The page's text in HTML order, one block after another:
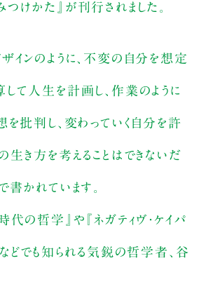
けかた』が刊行されました。
インのように、不変の自分を想定
て人生を計画し、作業のように
を批判し、変わっていく自分を許
生き方を考えることはできないだ
書かれています。
代の哲学』や『ネガティヴ・ケイパ
などでも知られる気鋭の哲学者、谷